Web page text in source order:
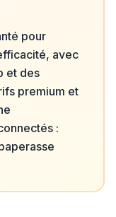
pour
avec
et des
premium et
: